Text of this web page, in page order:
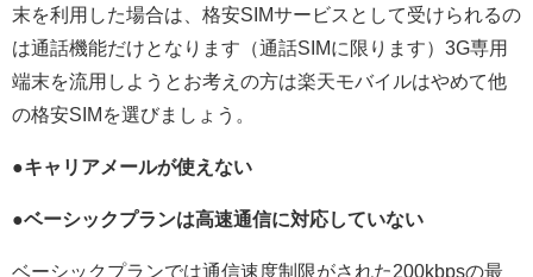
末を利用した場合は、格安SIMサービスとして受けられるの
は通話機能だけとなります（通話SIMに限ります）3G専用
端末を流用しようとお考えの方は楽天モバイルはやめて他
の格安SIMを選びましょう。
●キャリアメールが使えない
●ベーシックプランは高速通信に対応していない
ベーシックプランでは通信速度制限がされた200kbpsの最